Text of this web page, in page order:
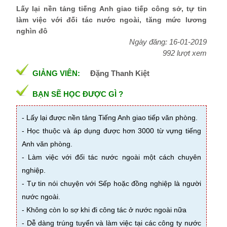
Lấy lại nền tảng tiếng Anh giao tiếp công sở, tự tin
làm việc với đối tác nước ngoài, tăng mức lương
nghìn đô
Ngày đăng: 16-01-2019
992 lượt xem
GIẢNG VIÊN: Đặng Thanh Kiệt
BẠN SẼ HỌC ĐƯỢC GÌ ?
- Lấy lại được nền tảng Tiếng Anh giao tiếp văn phòng.
- Học thuộc và áp dụng được hơn 3000 từ vựng tiếng
Anh văn phòng.
- Làm việc với đối tác nước ngoài một cách chuyên
nghiệp.
- Tự tin nói chuyện với Sếp hoặc đồng nghiệp là người
nước ngoài.
- Không còn lo sợ khi đi công tác ở nước ngoài nữa
- Dễ dàng trúng tuyển và làm việc tại các công ty nước